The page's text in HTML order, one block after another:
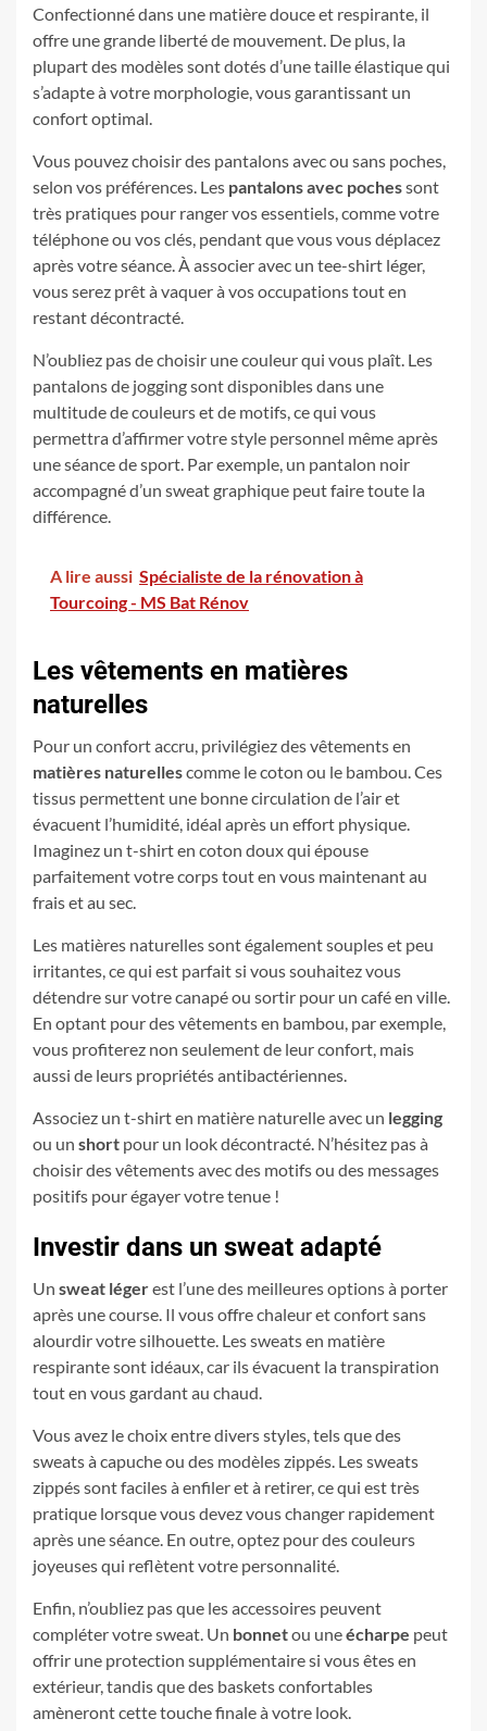
Confectionné dans une matière douce et respirante, il
offre une grande liberté de mouvement. De plus, la
plupart des modèles sont dotés d’une taille élastique qui
s’adapte à votre morphologie, vous garantissant un
confort optimal.
Vous pouvez choisir des pantalons avec ou sans poches,
selon vos préférences. Les pantalons avec pochessont
très pratiques pour ranger vos essentiels, comme votre
téléphone ou vos clés, pendant que vous vous déplacez
après votre séance. À associer avec un tee-shirt léger,
vous serez prêt à vaquer à vos occupations tout en
restant décontracté.
N’oubliez pas de choisir une couleur qui vous plaît. Les
pantalons de jogging sont disponibles dans une
multitude de couleurs et de motifs, ce qui vous
permettra d’affirmer votre style personnel même après
une séance de sport. Par exemple, un pantalon noir
accompagné d’un sweat graphique peut faire toute la
différence.
A lire aussi Spécialiste de la rénovation à
Tourcoing - MS Bat Rénov
Les vêtements en matières
naturelles
Pour un confort accru, privilégiez des vêtements en
matières naturellescomme le coton ou le bambou. Ces
tissus permettent une bonne circulation de l’air et
évacuent l’humidité, idéal après un effort physique.
Imaginez un t-shirt en coton doux qui épouse
parfaitement votre corps tout en vous maintenant au
frais et au sec.
Les matières naturelles sont également souples et peu
irritantes, ce qui est parfait si vous souhaitez vous
détendre sur votre canapé ou sortir pour un café en ville.
En optant pour des vêtements en bambou, par exemple,
vous profiterez non seulement de leur confort, mais
aussi de leurs propriétés antibactériennes.
Associez un t-shirt en matière naturelle avec un legging
ou un short pour un look décontracté. N’hésitez pas à
choisir des vêtements avec des motifs ou des messages
positifs pour égayer votre tenue !
Investir dans un sweat adapté
Un sweat légerest l’une des meilleures options à porter
après une course. Il vous offre chaleur et confort sans
alourdir votre silhouette. Les sweats en matière
respirante sont idéaux, car ils évacuent la transpiration
tout en vous gardant au chaud.
Vous avez le choix entre divers styles, tels que des
sweats à capuche ou des modèles zippés. Les sweats
zippés sont faciles à enfiler et à retirer, ce qui est très
pratique lorsque vous devez vous changer rapidement
après une séance. En outre, optez pour des couleurs
joyeuses qui reflètent votre personnalité.
Enfin, n’oubliez pas que les accessoires peuvent
compléter votre sweat. Un bonnetou uneécharpe peut
offrir une protection supplémentaire si vous êtes en
extérieur, tandis que des baskets confortables
amèneront cette touche finale à votre look.